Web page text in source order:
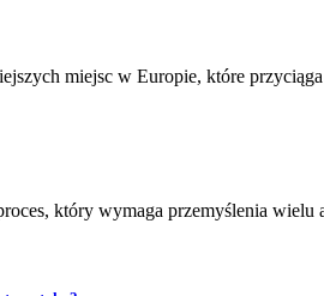
miejsc w Europie, które
który wymaga przemyślenia